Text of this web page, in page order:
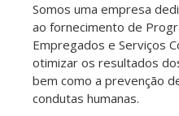
Somos uma empresa
ao fornecimento de
Empregados e Serviços
otimizar os resultados
bem como a prevenção
condutas humanas.